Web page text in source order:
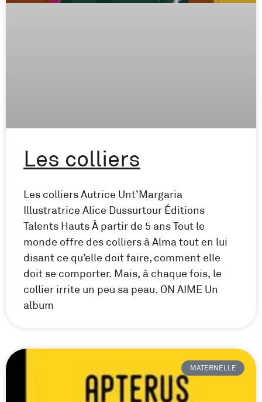
Les colliers
Les colliers Autrice Unt’Margaria
Illustratrice Alice Dussurtour Éditions
Talents Hauts À partir de 5 ans Tout le
monde offre des colliers à Alma tout en lui
disant ce qu’elle doit faire, comment elle
doit se comporter. Mais, à chaque fois, le
collier irrite un peu sa peau. ON AIME Un
album
MATERNELLE